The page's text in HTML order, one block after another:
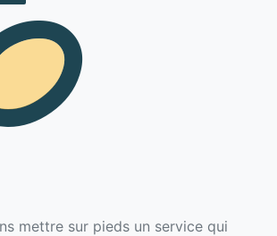
mettre sur pieds un service qui